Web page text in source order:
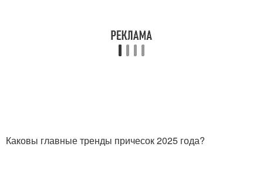
Каковы главные тренды причесок 2025 года?